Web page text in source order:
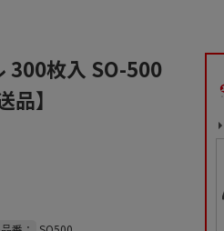
300枚入 SO-500
】